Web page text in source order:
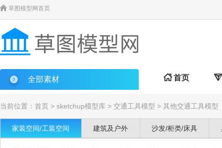
 草图模型网首页
全部素材 首页 
当前位置： 首页 > sketchup模型库 > 交通工具模型 > 其他交通工具模型
家装空间/工装空间 建筑及户外 沙发/柜类/床具